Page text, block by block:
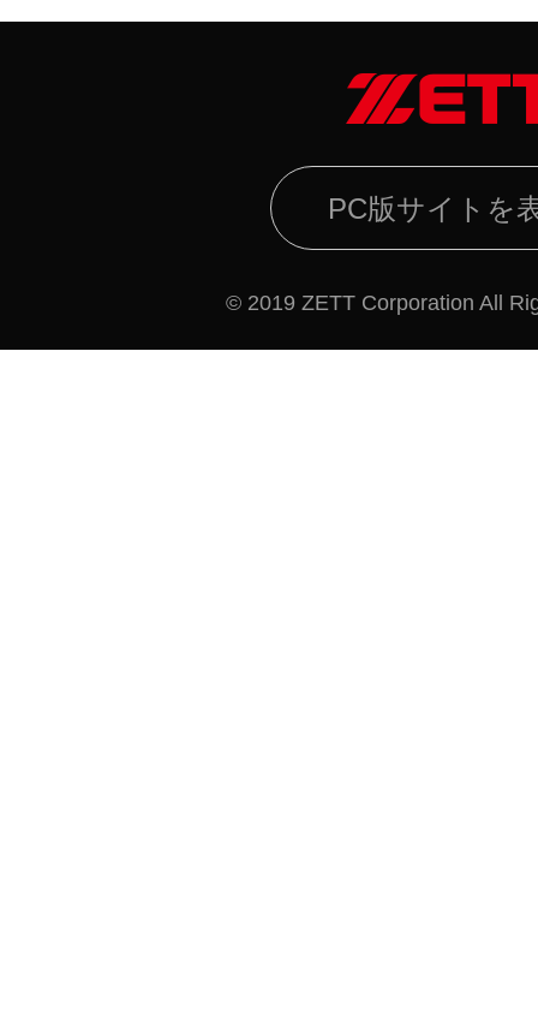
PC版サイトを
© 2019 ZETT Corporation All